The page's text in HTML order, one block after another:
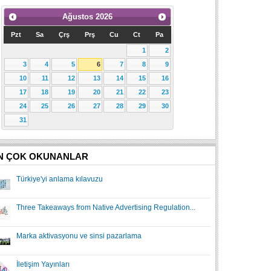
Ağustos 2026
Pzt Sa Çrş Prş Cu Ct Pa
1
2
3
4 5 6 7 8
9
10
11 12 13 14 15
16
17
18 19 20 21 22
23
24
25 26 27 28 29
30
31
ÇOK OKUNANLAR
Türkiye'yi anlama kılavuzu
Three Takeaways from Native Advertising Regulation...
Marka aktivasyonu ve sinsi pazarlama
İletişim Yayınları